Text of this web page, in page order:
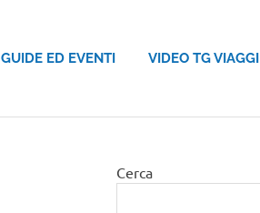
GUIDE ED EVENTI VIDEO TG VIAGGI
Cerca